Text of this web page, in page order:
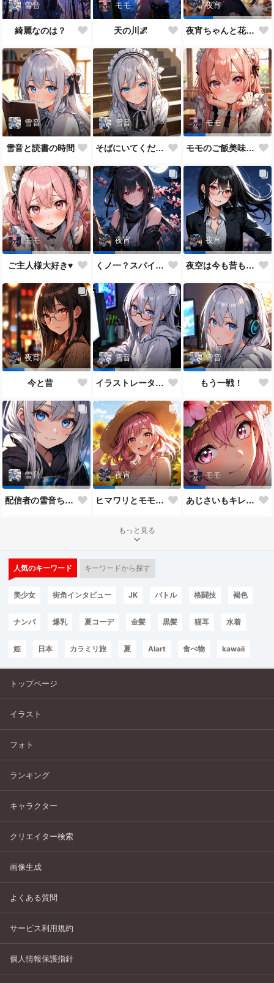
雪音
綺麗なのは？
モモ
天の川🌌
夜宵
夜宵ちゃんと花火大会
雪音
雪音と読書の時間
雪音
そばにいてください♥
モモ
モモのご飯美味しい？
モモ
ご主人様大好き♥
夜宵
くノ一？スパイ？どっちがいいかな？
夜宵
夜空は今も昔も変わらないね♥
夜宵
今と昔
雪音
イラストレーター雪音ちゃん🎵
雪音
もう一戦！
雪音
配信者の雪音ちゃん
夜宵
ヒマワリとモモちゃん♥
モモ
あじさいもキレイだね♥
もっと見る
人気のキーワード キーワードから探す
美少女 街角インタビュー JK バトル 格闘技 褐色
ナンパ 爆乳 夏コーデ 金髪 黒髪 猫耳 水着
姫 日本 カラミリ旅 夏 AIart 食べ物 kawaii
トップページ
イラスト
フォト
ランキング
キャラクター
クリエイター検索
画像生成
よくある質問
サービス利用規約
個人情報保護指針